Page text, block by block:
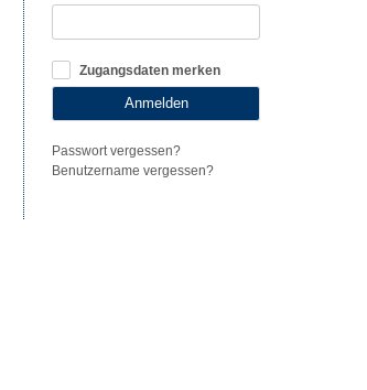
Zugangsdaten merken
Anmelden
Passwort vergessen?
Benutzername vergessen?